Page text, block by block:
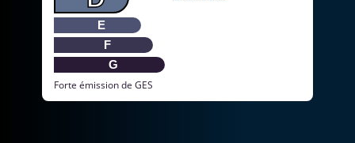
E
F
G
Forte émission de GES